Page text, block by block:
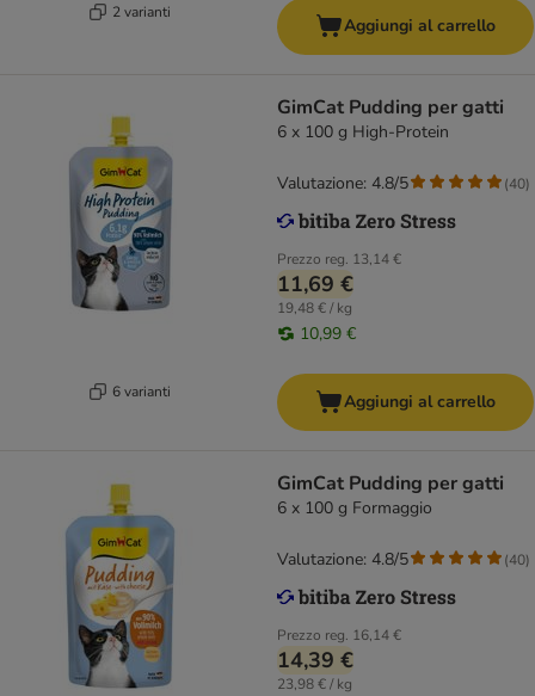
2 varianti
Aggiungi al carrello
6 varianti
GimCat Pudding per gatti
6 x 100 g High-Protein
Prezzo reg. 13,14 €
11,69 €
19,48 € / kg
10,99 €
Valutazione: 4.8/5 (40)
Aggiungi al carrello
GimCat Pudding per gatti
6 x 100 g Formaggio
Prezzo reg. 16,14 €
14,39 €
23,98 € / kg
Valutazione: 4.8/5 (40)